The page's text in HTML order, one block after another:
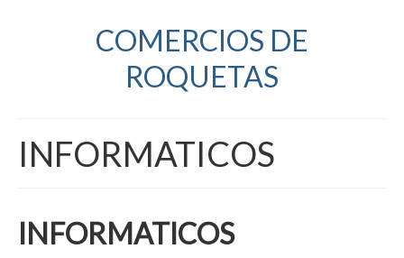
COMERCIOS DE
ROQUETAS
INFORMATICOS
INFORMATICOS